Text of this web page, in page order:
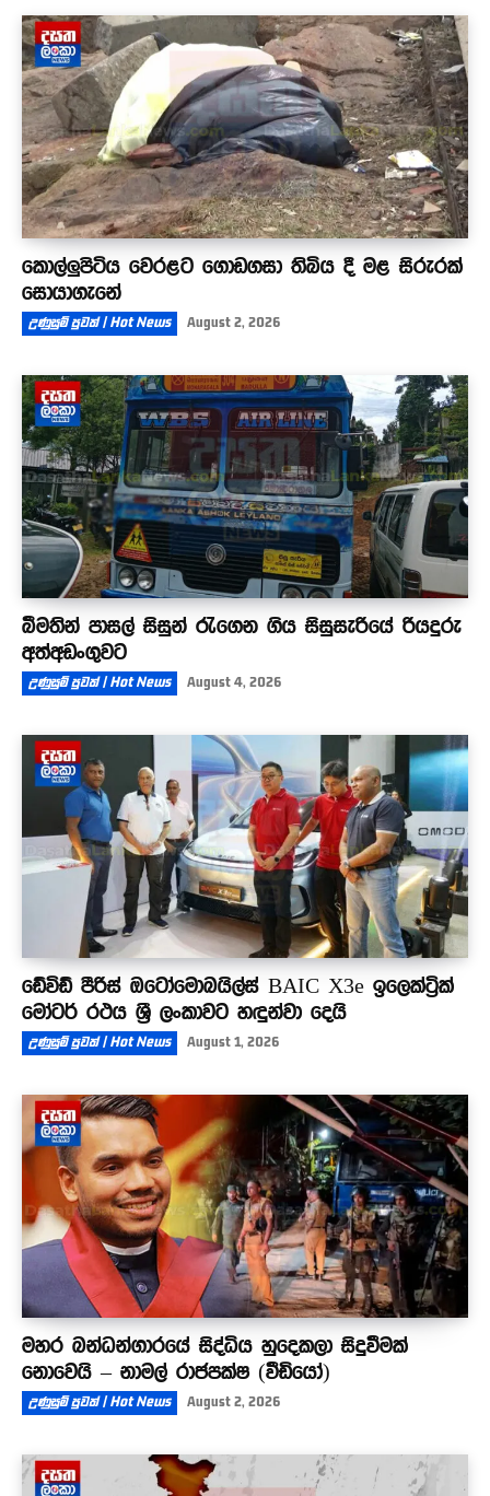
කොල්ලුපිටිය වෙරළට ගොඩගසා තිබිය දී මළ සිරුරක්
සොයාගැනේ
උණුසුම් පුවත් | Hot News August 2, 2026
බීමතින් පාසල් සිසුන් රැගෙන ගිය සිසුසැරියේ රියදුරු
අත්අඩංගුවට
උණුසුම් පුවත් | Hot News August 4, 2026
ඩේවිඩ් පීරිස් ඔටෝමොබයිල්ස් BAIC X3e ඉලෙක්ට්‍රික්
මෝටර් රථය ශ්‍රී ලංකාවට හඳුන්වා දෙයි
උණුසුම් පුවත් | Hot News August 1, 2026
මහර බන්ධන්ගාරයේ සිද්ධිය හුදෙකලා සිදුවීමක්
නොවෙයි – නාමල් රාජපක්ෂ (වීඩියෝ)
උණුසුම් පුවත් | Hot News August 2, 2026